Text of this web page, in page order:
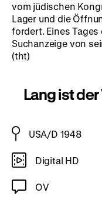
vom jüdischen
Lager und die
fordert. Eines
Suchanzeige von
(tht)
Lang ist
USA/D 1948
Digital HD
OV